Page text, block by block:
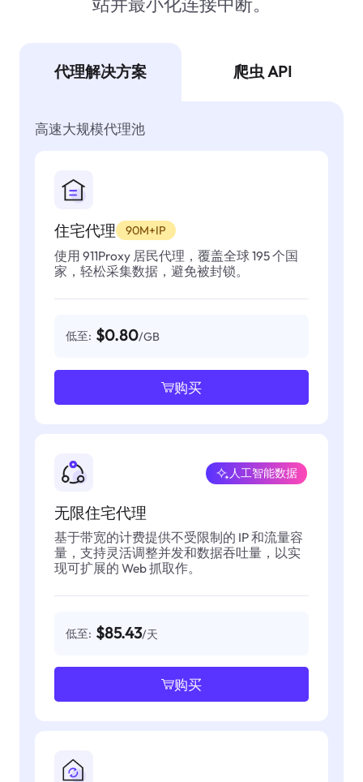
代理解决方案 爬虫 API
高速大规模代理池
住宅代理 90M+IP
使用 911Proxy 居民代理，覆盖全球 195 个国
家，轻松采集数据，避免被封锁。
低至: $0.80/GB
购买
无限住宅代理
人工智能数据
基于带宽的计费提供不受限制的 IP 和流量容
量，支持灵活调整并发和数据吞吐量，以实
现可扩展的 Web 抓取作。
低至: $85.43/天
购买